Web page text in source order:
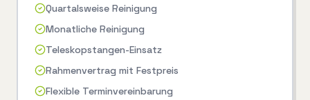
Quartalsweise Reinigung
Monatliche Reinigung
Teleskopstangen-Einsatz
Rahmenvertrag mit Festpreis
Flexible Terminvereinbarung